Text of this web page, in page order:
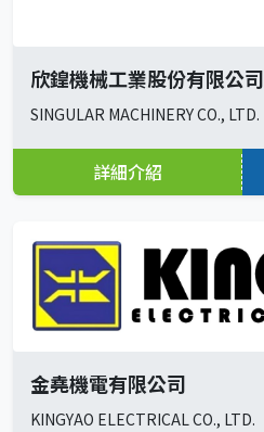
欣鍠機械工業股份有限公司
SINGULAR MACHINERY CO., LTD.
詳細介紹
金堯機電有限公司
KINGYAO ELECTRICAL CO., LTD.